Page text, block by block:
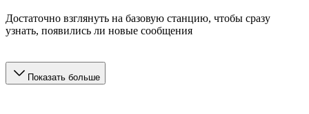
Достаточно взглянуть на базовую станцию, чтобы сразу
узнать, появились ли новые сообщения
Показать больше